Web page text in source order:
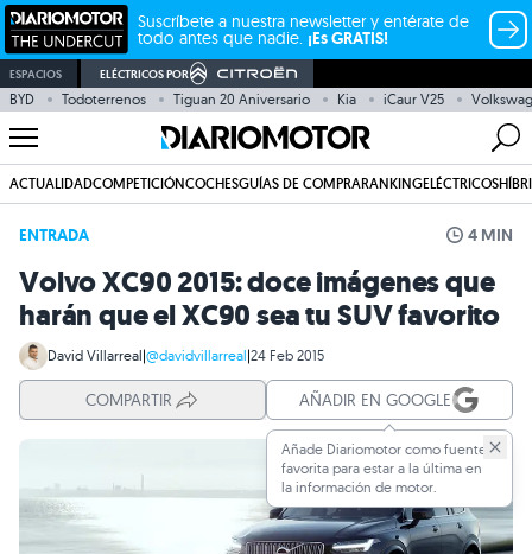
Suscríbete a nuestra newsletter y entérate de
todo antes que nadie. ¡Es GRATIS!
ESPACIOS ELÉCTRICOS POR
BYD Todoterrenos Tiguan 20 Aniversario Kia iCaur V25
ACTUALIDADCOMPETICIÓNCOCHESGUÍAS DE COMPRARANKINGELÉCTRICOS
ENTRADA 4 MIN
Volvo XC90 2015: doce imágenes que
harán que el XC90 sea tu SUV favorito
David Villarreal|@davidvillarreal|24 Feb 2015
COMPARTIR AÑADIR EN GOOGLE
Añade Diariomotor como fuente
favorita para estar a la última en
la información de motor.